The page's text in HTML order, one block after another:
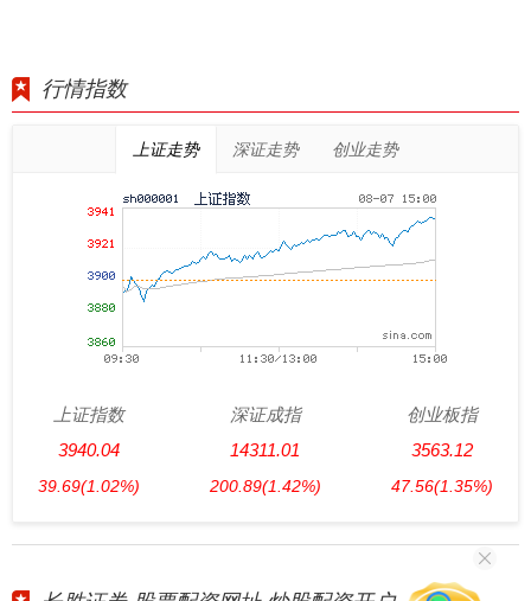
行情指数
上证走势 深证走势 创业走势
上证指数
3940.04
39.69(1.02%)
深证成指
14311.01
200.89(1.42%)
创业板指
3563.12
47.56(1.35%)